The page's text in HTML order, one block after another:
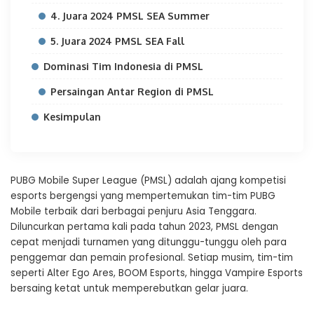
4. Juara 2024 PMSL SEA Summer
5. Juara 2024 PMSL SEA Fall
Dominasi Tim Indonesia di PMSL
Persaingan Antar Region di PMSL
Kesimpulan
PUBG Mobile Super League (PMSL) adalah ajang kompetisi
esports bergengsi yang mempertemukan tim-tim PUBG
Mobile terbaik dari berbagai penjuru Asia Tenggara.
Diluncurkan pertama kali pada tahun 2023, PMSL dengan
cepat menjadi turnamen yang ditunggu-tunggu oleh para
penggemar dan pemain profesional. Setiap musim, tim-tim
seperti Alter Ego Ares, BOOM Esports, hingga Vampire Esports
bersaing ketat untuk memperebutkan gelar juara.